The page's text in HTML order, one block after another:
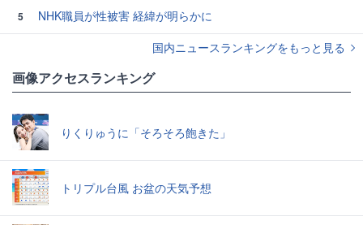
5
NHK職員が性被害 経緯が明らかに
国内ニュースランキングをもっと見る
画像アクセスランキング
りくりゅうに「そろそろ飽きた」
トリプル台風 お盆の天気予想